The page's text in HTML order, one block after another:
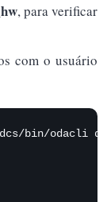
, para verificar
com o usuário
bin/odacli